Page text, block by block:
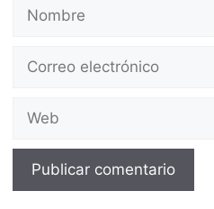
electrónico